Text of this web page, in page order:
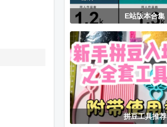
E站版本合集
拼豆工具推荐